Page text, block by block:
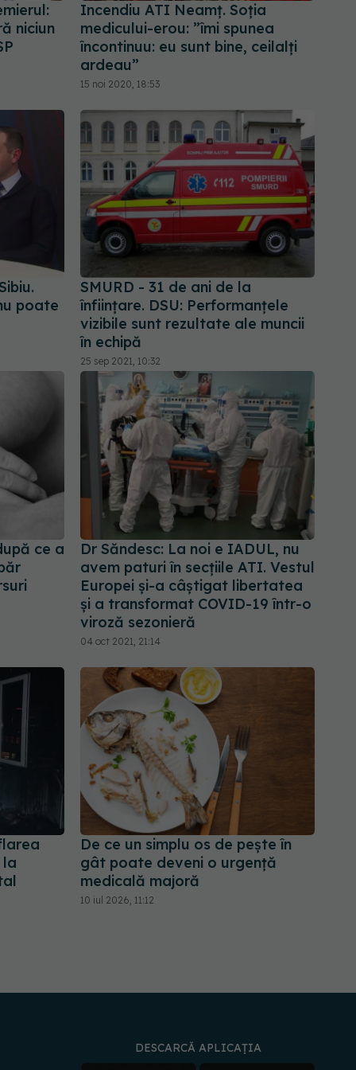
niciun
Incendiu ATI Neamț. Soția
medicului-erou: ”îmi spunea
încontinuu: eu sunt bine, ceilalți
ardeau”
15 noi 2020, 18:53
poate
SMURD - 31 de ani de la
înființare. DSU: Performanțele
vizibile sunt rezultate ale muncii
în echipă
25 sep 2021, 10:32
ce a
Dr Săndesc: La noi e IADUL, nu
avem paturi în secțiile ATI. Vestul
Europei și-a câștigat libertatea
și a transformat COVID-19 într-o
viroză sezonieră
04 oct 2021, 21:14
la
De ce un simplu os de pește în
gât poate deveni o urgență
medicală majoră
10 iul 2026, 11:12
DESCARCĂ APLICAȚIA